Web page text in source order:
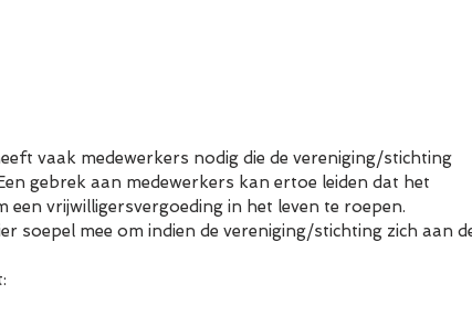
vaak medewerkers nodig die de vereniging/stichting
gebrek aan medewerkers kan ertoe leiden dat het
een vrijwilligersvergoeding in het leven te roepen.
soepel mee om indien de vereniging/stichting zich aan